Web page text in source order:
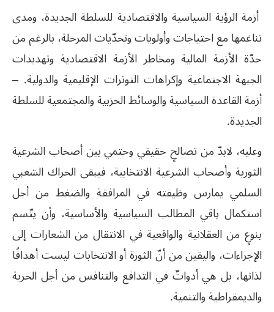
أزمة الرؤية السياسية والاقتصادية للسلطة الجديدة، ومدى
تناغمها مع احتياجات وأولويات وتحدّيات المرحلة، بالرغم من
حدّة الأزمة المالية ومخاطر الأزمة الاقتصادية وتهديدات
الجبهة الاجتماعية وإكراهات التوترات الإقليمية والدولية. –
أزمة القاعدة السياسية والوسائط الحزبية والمجتمعية للسلطة
الجديدة.
وعليه، لابدّ من تصالحٍ حقيقي وحتمي بين أصحاب الشرعية
الثورية وأصحاب الشرعية الانتخابية، فيبقى الحراك الشعبي
السلمي يمارس وظيفته في المرافقة والضغط من أجل
استكمال باقي المطالب السياسية والأساسية، وأن يتّسم
بنوعٍ من العقلانية والواقعية في الانتقال من الشعارات إلى
الإجراءات، واليقين من أنّ الثورة أو الانتخابات ليست أهدافًا
لذاتها، بل هي أدواتٌ في التدافع والتنافس من أجل الحرية
والديمقراطية والتنمية.